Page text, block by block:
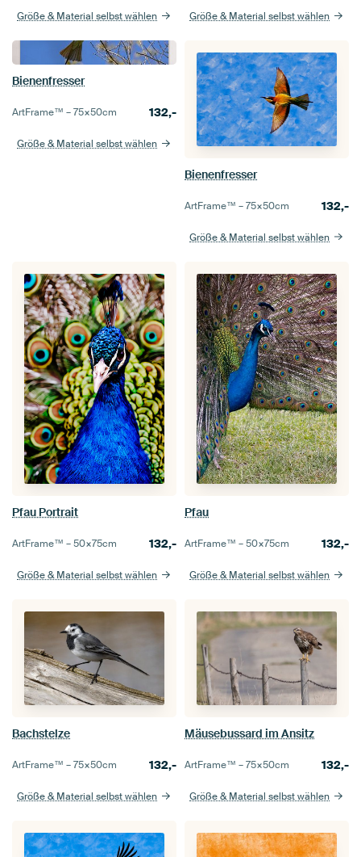
Größe & Material selbst wählen Größe & Material selbst wählen
Bienenfresser
ArtFrame™ –75×50cm 132,-
Größe & Material selbst wählen
Bienenfresser
ArtFrame™ –75×50cm 132,-
Größe & Material selbst wählen
Pfau Portrait
ArtFrame™ –50×75cm 132,-
Größe & Material selbst wählen
Pfau
ArtFrame™ –50×75cm 132,-
Größe & Material selbst wählen
Bachstelze
ArtFrame™ –75×50cm 132,-
Größe & Material selbst wählen
Mäusebussard im Ansitz
ArtFrame™ –75×50cm 132,-
Größe & Material selbst wählen